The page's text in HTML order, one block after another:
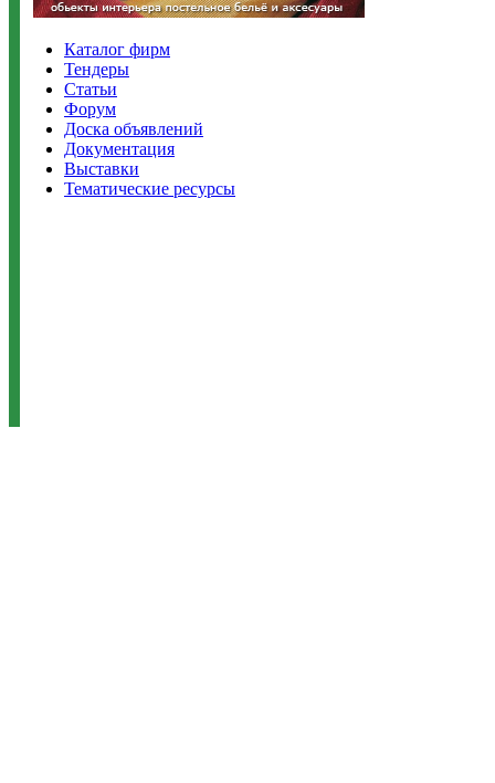
Каталог фирм
Тендеры
Статьи
Форум
Доска объявлений
Документация
Выставки
Тематические ресурсы